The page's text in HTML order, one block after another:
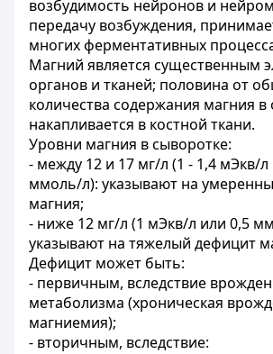
возбудимость нейронов и
передачу возбуждения,
многих ферментативных
Магний является существенным
органов и тканей; половина от
количества содержания магния в
накапливается в костной ткани.
Уровни магния в сыворотке:
- между 12 и 17 мг/л (1 - 1,4 мЭкв/л
ммоль/л): указывают на
магния;
- ниже 12 мг/л (1 мЭкв/л или 0,5
указывают на тяжелый дефицит
Дефицит может быть:
- первичным, вследствие
метаболизма (хроническая
магниемия);
- вторичным, вследствие: